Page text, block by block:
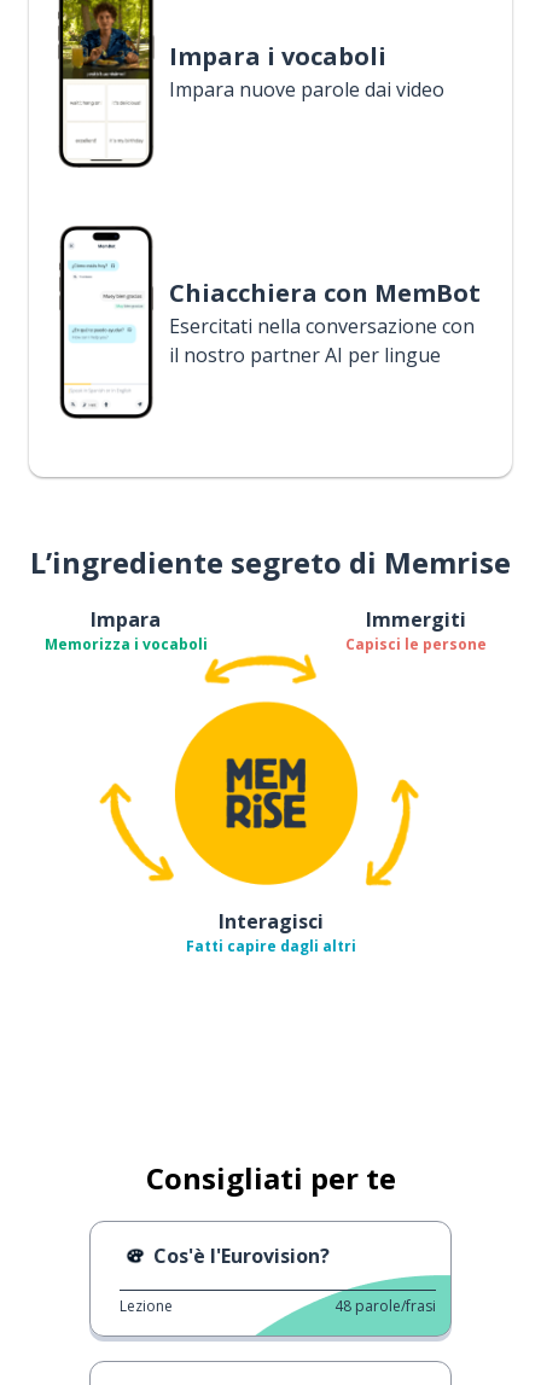
Impara i vocaboli
Impara nuove parole dai video
Chiacchiera con MemBot
Esercitati nella conversazione con
il nostro partner AI per lingue
L’ingrediente segreto di Memrise
Impara
Memorizza i vocaboli
Immergiti
Capisci le persone
Interagisci
Fatti capire dagli altri
Consigliati per te
Cos'è l'Eurovision?
Lezione 48 parole/frasi